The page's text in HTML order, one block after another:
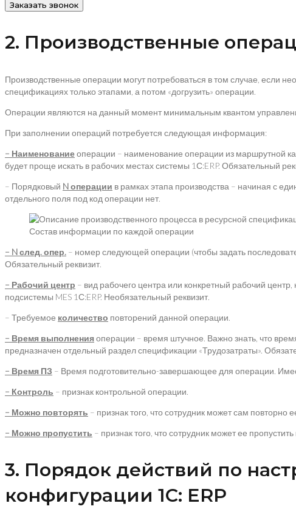
Заказать звонок
2. Производственные
Производственные операции могут потребоваться в том случае, если
спецификациях только этапами, а потом «догрузить» операции.
Операции являются на данный момент минимальным квантом
При заполнении операций потребуется следующая информация:
– Наименованиеоперации – наименование операции из маршрутной
будет проще искать в рабочих местах системы 1С:ERP. Обязательный
– Порядковый Nоперации в рамках этапа производства – начиная с
отдельного поля под код операции нет.
Состав информации по каждой операции
– Nслед. опер. – номер следующей операции (чтобы задать
Обязательный реквизит.
– Рабочий центр – вид рабочего центра или конкретный рабочий
подсистемы MES 1С:ERP. Необязательный реквизит.
– Требуемое количество повторений данной операции.
– Время выполненияоперации – время штучное. Важно знать, что
предназначен отдельный раздел спецификации «Трудозатраты».
– Время ПЗ – Время подготовительно-завершающее для операции.
– Контроль – признак контрольной операции.
– Можно повторять – признак того, что сотрудник может сам повторно
– Можно пропустить – признак того, что сотрудник может ее
3. Порядок действий по
конфигурации 1С: ERP